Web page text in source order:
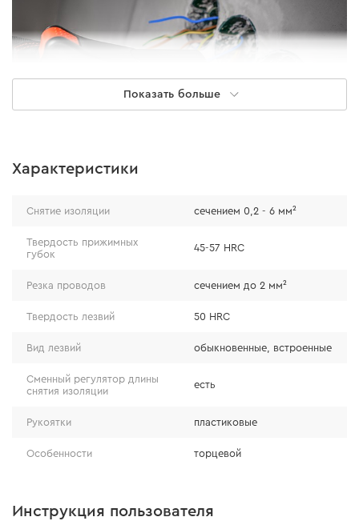
Эффективность
автоматическая настройка на нужный размер и
ограничитель длины снятия изоляции.
Показать больше
Характеристики
Снятие изоляции сечением 0,2 - 6 мм²
Твердость прижимных
губок
45-57 HRC
Резка проводов сечением до 2 мм²
Твердость лезвий 50 HRC
Вид лезвий обыкновенные, встроенные
Сменный регулятор длины
снятия изоляции
есть
Рукоятки пластиковые
Особенности торцевой
Инструкция пользователя